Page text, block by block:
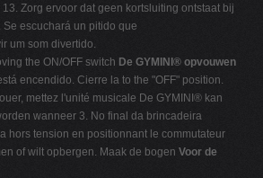
Zorg ervoor dat geen kortsluiting ontstaat bij
. Se escuchará un pitido que
um som divertido.
the ON/OFF switch De GYMINI® opvouwen
encendido. Cierre la to the "OFF" position.
mettez l'unité musicale De GYMINI® kan
wanneer 3. No final da brincadeira
hors tension en positionnant le commutateur
of wilt opbergen. Maak de bogen Voor de